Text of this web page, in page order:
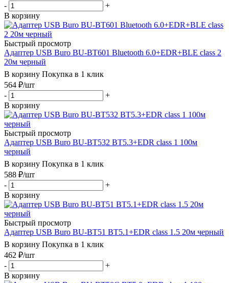
-
+
В корзину
Быстрый просмотр
Адаптер USB Buro BU-BT601 Bluetooth 6.0+EDR+BLE class 2
20м черный
В корзину Покупка в 1 клик
564 ₽/шт
-
+
В корзину
Быстрый просмотр
Адаптер USB Buro BU-BT532 BT5.3+EDR class 1 100м
черный
В корзину Покупка в 1 клик
588 ₽/шт
-
+
В корзину
Быстрый просмотр
Адаптер USB Buro BU-BT51 BT5.1+EDR class 1.5 20м черный
В корзину Покупка в 1 клик
462 ₽/шт
-
+
В корзину